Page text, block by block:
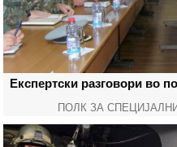
Експертски разговори во
ПОЛК ЗА